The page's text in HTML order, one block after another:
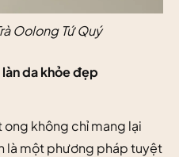
Oolong Tứ Quý
da khỏe đẹp
ong không chỉ mang lại
là một phương pháp tuyệt